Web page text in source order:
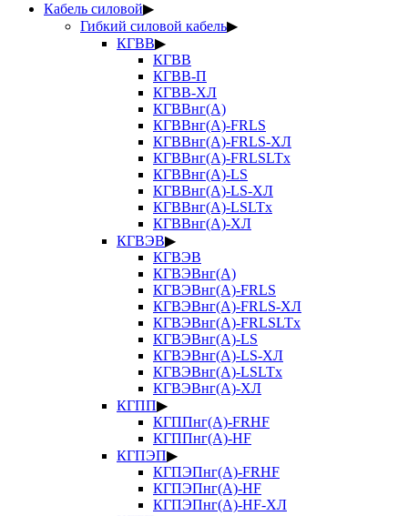
Кабель силовой▶
Гибкий силовой кабель▶
КГВВ▶
КГВВ
КГВВ-П
КГВВ-ХЛ
КГВВнг(А)
КГВВнг(А)-FRLS
КГВВнг(А)-FRLS-ХЛ
КГВВнг(А)-FRLSLTx
КГВВнг(А)-LS
КГВВнг(А)-LS-ХЛ
КГВВнг(А)-LSLTx
КГВВнг(А)-ХЛ
КГВЭВ▶
КГВЭВ
КГВЭВнг(А)
КГВЭВнг(А)-FRLS
КГВЭВнг(А)-FRLS-ХЛ
КГВЭВнг(А)-FRLSLTx
КГВЭВнг(А)-LS
КГВЭВнг(А)-LS-ХЛ
КГВЭВнг(А)-LSLTx
КГВЭВнг(А)-ХЛ
КГПП▶
КГППнг(А)-FRHF
КГППнг(А)-HF
КГПЭП▶
КГПЭПнг(А)-FRHF
КГПЭПнг(А)-HF
КГПЭПнг(А)-HF-ХЛ